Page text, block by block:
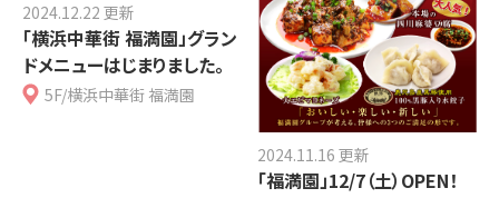
2024.12.22 更新
「横浜中華街 福満園」グラン
ドメニューはじまりました。
5F/横浜中華街 福満園
2024.11.16 更新
「福満園」12/7（土）OPEN！